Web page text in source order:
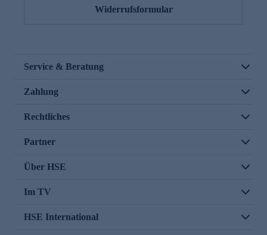
Widerrufsformular
Service & Beratung
Zahlung
Rechtliches
Partner
Über HSE
Im TV
HSE International